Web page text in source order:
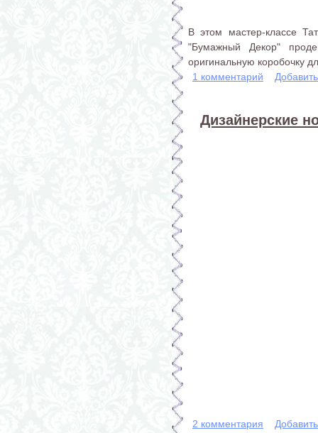
В этом мастер-классе
"Бумажный Декор"
оригинальную коробочку
1 комментарий
Дизайнерские
2 комментария